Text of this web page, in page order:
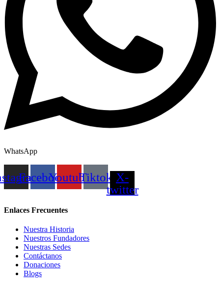
WhatsApp
FacebookYoutubeTiktok X-
twitter
Enlaces Frecuentes
Nuestra Historia
Nuestros Fundadores
Nuestras Sedes
Contáctanos
Donaciones
Blogs